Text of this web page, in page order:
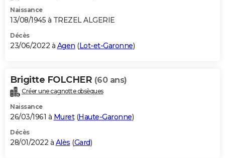
Naissance
13/08/1945 à TREZEL ALGERIE
Décès
23/06/2022 à Agen (Lot-et-Garonne)
Brigitte FOLCHER (60 ans)
Créer une cagnotte obsèques
Naissance
26/03/1961 à Muret(Haute-Garonne)
Décès
28/01/2022 à Alès (Gard)